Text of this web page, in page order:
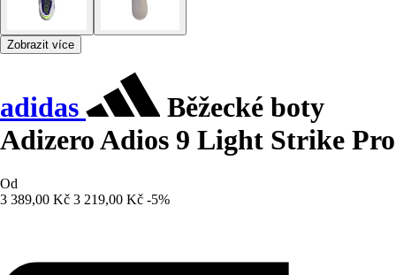
Zobrazit více
adidas
Běžecké boty
Adizero Adios 9 Light Strike Pro
Od
3 389,00 Kč 3 219,00 Kč -5%